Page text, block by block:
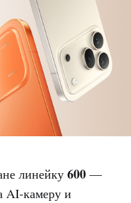
линейку 600 —
AI-камеру и